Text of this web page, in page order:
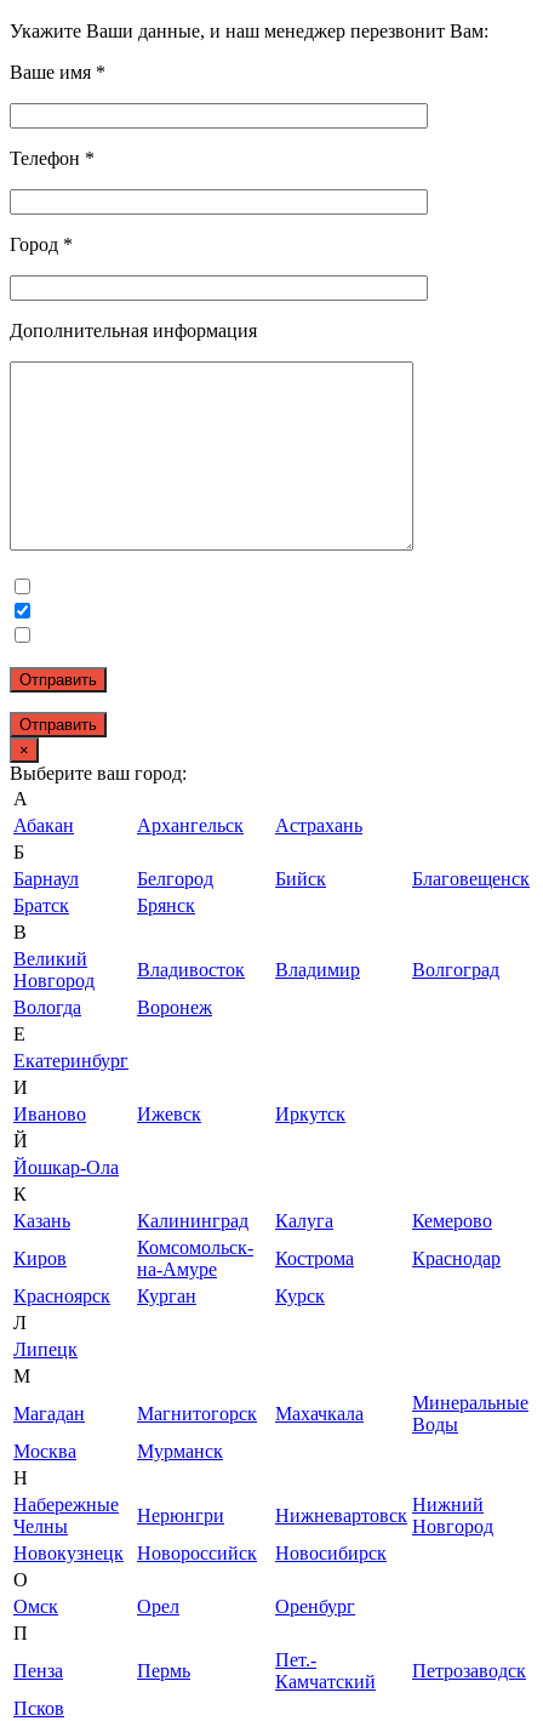
Укажите Ваши данные, и наш менеджер перезвонит Вам:
Ваше имя *
Телефон *
Город *
Дополнительная информация
Отправить
×
Выберите ваш город:
А
Абакан
Архангельск
Астрахань
Б
Барнаул
Белгород Бийск
Благовещенск
Братск
Брянск
В
Великий
Новгород
Владивосток Владимир
Волгоград
Вологда
Воронеж
Е
Екатеринбург
И
Иваново
Ижевск
Иркутск
Й
Йошкар-Ола
К
Казань
Калининград Калуга
Кемерово
Киров
Комсомольск-
на-Амуре
Кострома
Краснодар
Красноярск
Курган
Курск
Л
Липецк
М
Магадан
Магнитогорск Махачкала
Минеральные
Воды
Москва
Мурманск
Н
Набережные
Челны
Нерюнгри Нижневартовск
Нижний
Новгород
Новокузнецк
Новороссийск
Новосибирск
О
Омск
Орел
Оренбург
П
Пенза
Пермь
Пет.-
Камчатский
Петрозаводск
Псков